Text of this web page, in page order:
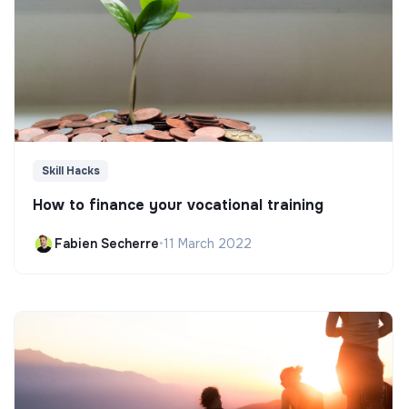
Skill Hacks
How to finance your vocational training
Fabien Secherre•11 March 2022